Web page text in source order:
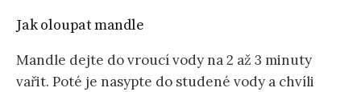
Jak oloupat mandle
Mandle dejte do vroucí vody na 2 až 3 minuty
vařit. Poté je nasypte do studené vody a chvíli